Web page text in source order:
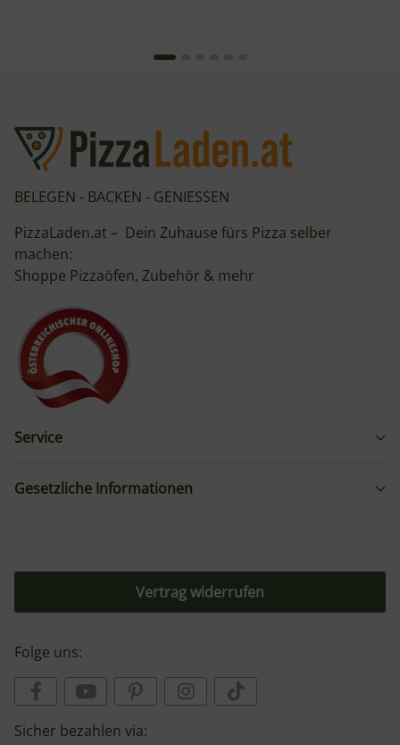
BELEGEN - BACKEN - GENIESSEN
PizzaLaden.at – Dein Zuhause fürs Pizza selber
machen:
Shoppe Pizzaöfen, Zubehör & mehr
Service
Gesetzliche Informationen
Vertrag widerrufen
Folge uns:
Sicher bezahlen via: